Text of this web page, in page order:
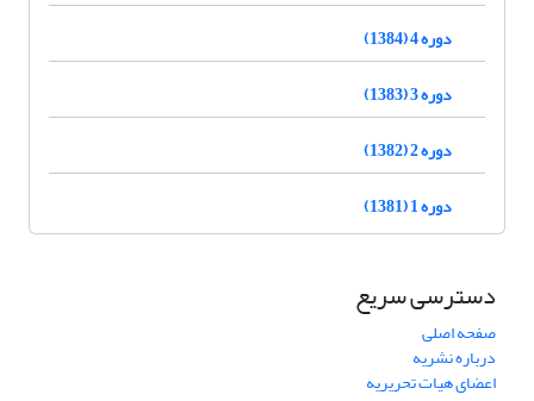
دوره 4 (1384)
دوره 3 (1383)
دوره 2 (1382)
دوره 1 (1381)
دسترسی سریع
صفحه اصلی
درباره نشریه
اعضای هیات تحریریه